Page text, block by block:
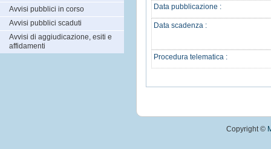
Data pubblicazione :
Data scadenza :
Procedura telematica :
Avvisi pubblici in corso
Avvisi pubblici scaduti
Avvisi di aggiudicazione, esiti e
affidamenti
Copyright ©